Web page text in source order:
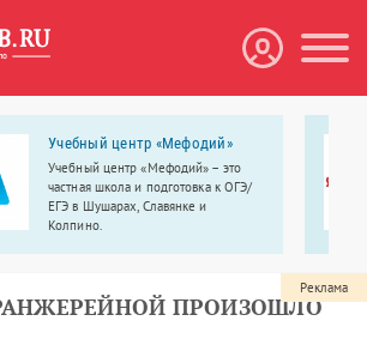
Учебный центр «Мефодий»
Учебный центр «Мефодий» – это
частная школа и подготовка к ОГЭ/
ЕГЭ в Шушарах, Славянке и
Колпино.
ПРОИЗОШЛО
Реклама